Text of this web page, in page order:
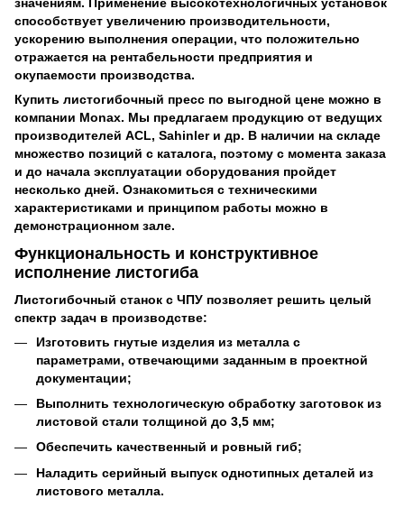
способствует увеличению производительности,
ускорению выполнения операции, что положительно
отражается на рентабельности предприятия и
окупаемости производства.
Купить листогибочный пресс по выгодной цене можно в
компании Monax. Мы предлагаем продукцию от ведущих
производителей ACL, Sahinler и др. В наличии на складе
множество позиций с каталога, поэтому с момента заказа
и до начала эксплуатации оборудования пройдет
несколько дней. Ознакомиться с техническими
характеристиками и принципом работы можно в
демонстрационном зале.
Функциональность и конструктивное
исполнение листогиба
Листогибочный станок с ЧПУ позволяет решить целый
спектр задач в производстве:
Изготовить гнутые изделия из металла с
параметрами, отвечающими заданным в проектной
документации;
Выполнить технологическую обработку заготовок из
листовой стали толщиной до 3,5 мм;
Обеспечить качественный и ровный гиб;
Наладить серийный выпуск однотипных деталей из
листового металла.